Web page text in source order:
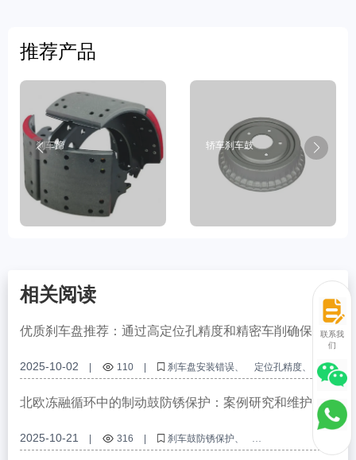
推荐产品
刹车蹄 轿车刹车鼓
相关阅读
优质刹车盘推荐：通过高定位孔精度和精密车削确保卓
2025-10-02 110 刹车盘安装错误
定位孔精度
精密车削加工
刹车盘平整度 商用车刹车盘
北欧冻融循环中的制动鼓防锈保护：案例研究和维护策
2025-10-21 316
刹车鼓防锈保护
商用车刹车腐蚀预防
冻融循环制动鼓维护
制动鼓防锈涂层
联系我
们